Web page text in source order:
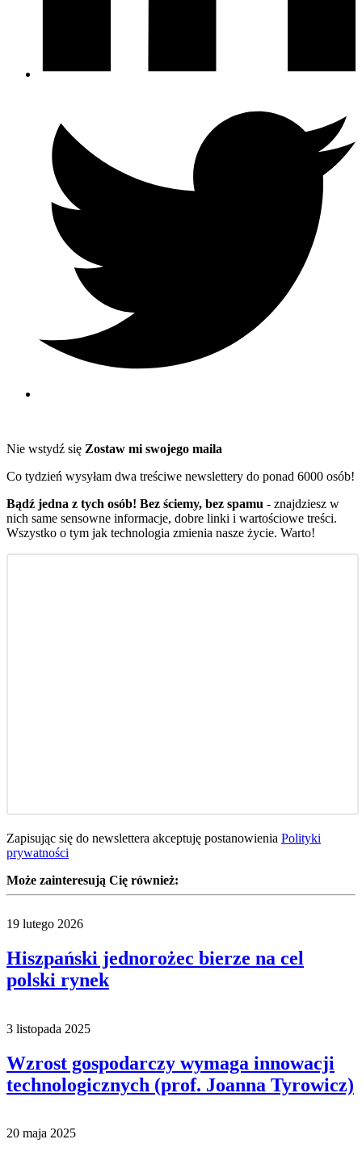
Nie wstydź się Zostaw mi swojego maila
Co tydzień wysyłam dwa treściwe newslettery do ponad 6000 osób!
Bądź jedna z tych osób! Bez ściemy, bez spamu - znajdziesz w
nich same sensowne informacje, dobre linki i wartościowe treści.
Wszystko o tym jak technologia zmienia nasze życie. Warto!
Zapisując się do newslettera akceptuję postanowienia Polityki
prywatności
Może zainteresują Cię również:
19 lutego 2026
Hiszpański jednorożec bierze na cel
polski rynek
3 listopada 2025
Wzrost gospodarczy wymaga innowacji
technologicznych (prof. Joanna Tyrowicz)
20 maja 2025